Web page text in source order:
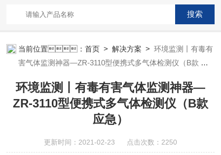
当前位置：首页 >解决方案 >环境监测丨有毒有
害气体监测神器—ZR-3110型便携式多气体检测仪（B款 应
环境监测丨有毒有害气体监测神器—
ZR-3110型便携式多气体检测仪（B款
应急）
更新时间：2021-02-23 点击次数：2250